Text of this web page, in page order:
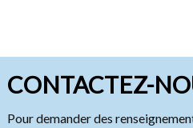
CONTACTEZ-
Pour demander des